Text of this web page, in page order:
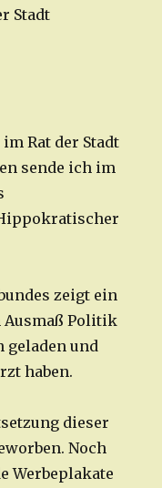
Stadt
im Rat der Stadt
sende ich im
zeigt ein
Ausmaß Politik
geladen und
haben.
dieser
Noch
Werbeplakate